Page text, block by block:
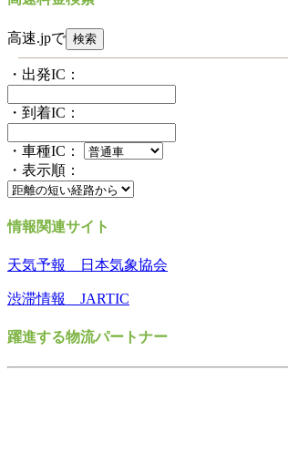
高速.jpで
・出発IC：
・到着IC：
・車種IC：
・表示順：
情報関連サイト
天気予報 日本気象協会
渋滞情報 JARTIC
躍進する物流パートナー